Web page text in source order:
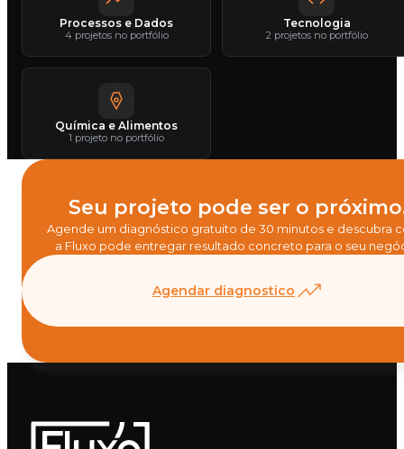
Processos e Dados
4 projetos no portfólio
Tecnologia
2 projetos no portfólio
Química e Alimentos
1 projeto no portfólio
Seu projeto pode ser o
Agende um diagnóstico gratuito de 30 minutos e descubra
a Fluxo pode entregar resultado concreto para o seu
Agendar diagnostico